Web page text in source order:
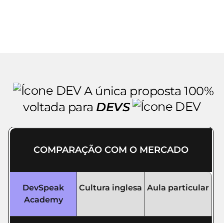
A única proposta 100%
voltada para DEVS
COMPARAÇÃO COM O MERCADO
DevSpeak
Academy
Cultura inglesa Aula particular